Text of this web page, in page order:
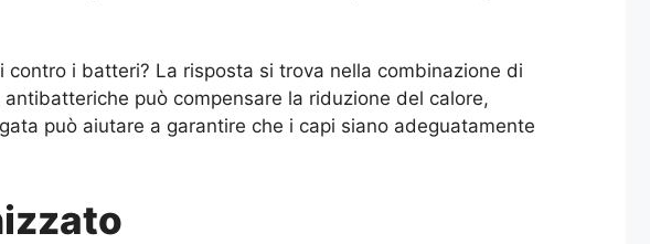
i batteri? La risposta si trova nella combinazione di
può compensare la riduzione del calore,
può aiutare a garantire che i capi siano adeguatamente